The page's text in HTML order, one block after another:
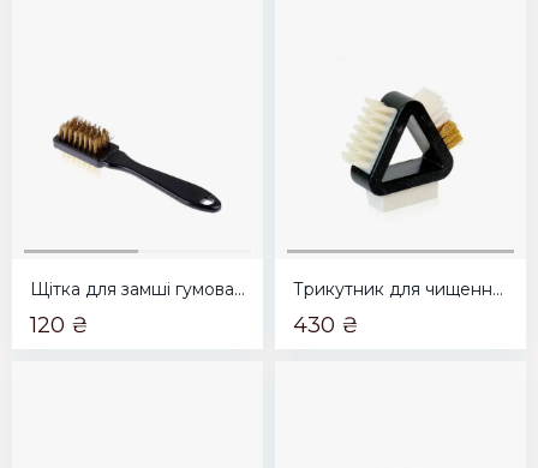
Щітка для замші гумова подвійна
120 ₴
Трикутник для чищення та нубуку замші 3 в 1
430 ₴